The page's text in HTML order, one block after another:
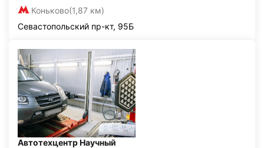
Коньково(1,87 км)
Севастопольский пр-кт, 95Б
Автотехцентр Научный